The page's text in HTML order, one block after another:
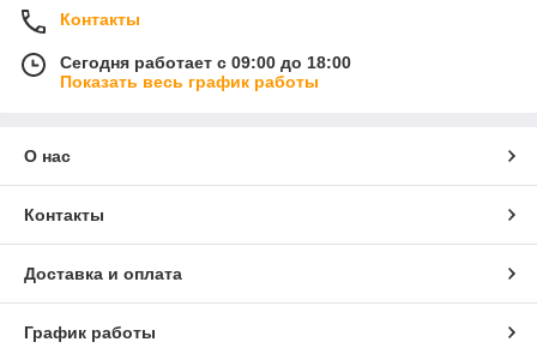
Контакты
Сегодня работает с 09:00 до 18:00
Показать весь график работы
О нас
Контакты
Доставка и оплата
График работы